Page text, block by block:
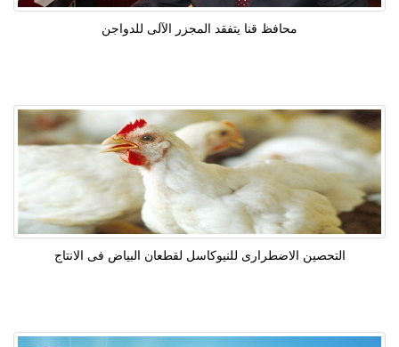
محافظ قنا يتفقد المجزر الآلى للدواجن
التحصين الاضطرارى للنيوكاسل لقطعان البياض فى الانتاج